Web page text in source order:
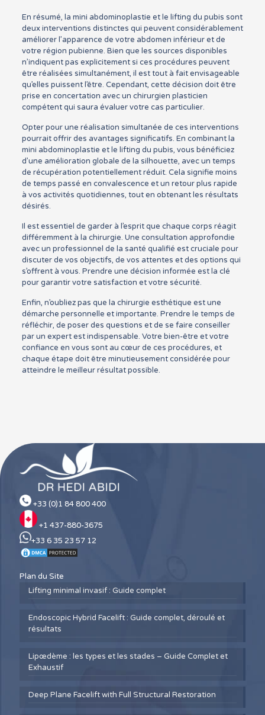
En résumé, la mini abdominoplastie et le lifting du pubis sont
deux interventions distinctes qui peuvent considérablement
améliorer l’apparence de votre abdomen inférieur et de
votre région pubienne. Bien que les sources disponibles
n’indiquent pas explicitement si ces procédures peuvent
être réalisées simultanément, il est tout à fait envisageable
qu’elles puissent l’être. Cependant, cette décision doit être
prise en concertation avec un chirurgien plasticien
compétent qui saura évaluer votre cas particulier.
Opter pour une réalisation simultanée de ces interventions
pourrait offrir des avantages significatifs. En combinant la
mini abdominoplastie et le lifting du pubis, vous bénéficiez
d’une amélioration globale de la silhouette, avec un temps
de récupération potentiellement réduit. Cela signifie moins
de temps passé en convalescence et un retour plus rapide
à vos activités quotidiennes, tout en obtenant les résultats
désirés.
Il est essentiel de garder à l’esprit que chaque corps réagit
différemment à la chirurgie. Une consultation approfondie
avec un professionnel de la santé qualifié est cruciale pour
discuter de vos objectifs, de vos attentes et des options qui
s’offrent à vous. Prendre une décision informée est la clé
pour garantir votre satisfaction et votre sécurité.
Enfin, n’oubliez pas que la chirurgie esthétique est une
démarche personnelle et importante. Prendre le temps de
réfléchir, de poser des questions et de se faire conseiller
par un expert est indispensable. Votre bien-être et votre
confiance en vous sont au cœur de ces procédures, et
chaque étape doit être minutieusement considérée pour
atteindre le meilleur résultat possible.
+33 (0)1 84 800 400
+1 437-880-3675
+33 6 35 23 57 12
Plan du Site
Lifting minimal invasif : Guide complet
Endoscopic Hybrid Facelift : Guide complet, déroulé et
résultats
Lipœdème : les types et les stades – Guide Complet et
Exhaustif
Deep Plane Facelift with Full Structural Restoration